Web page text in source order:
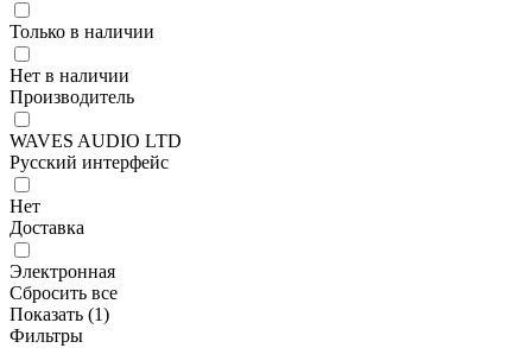
Только в наличии
Нет в наличии
Производитель
WAVES AUDIO LTD
Русский интерфейс
Нет
Доставка
Электронная
Сбросить все
Показать (1)
Фильтры